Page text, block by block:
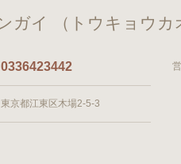
ガイ （トウキョウカ
0336423442
東京都江東区木場2-5-3